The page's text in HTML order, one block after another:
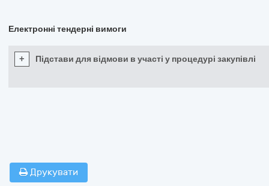
Електронні тендерні вимоги
+ Підстави для відмови в участі у процедурі закупівлі
Друкувати